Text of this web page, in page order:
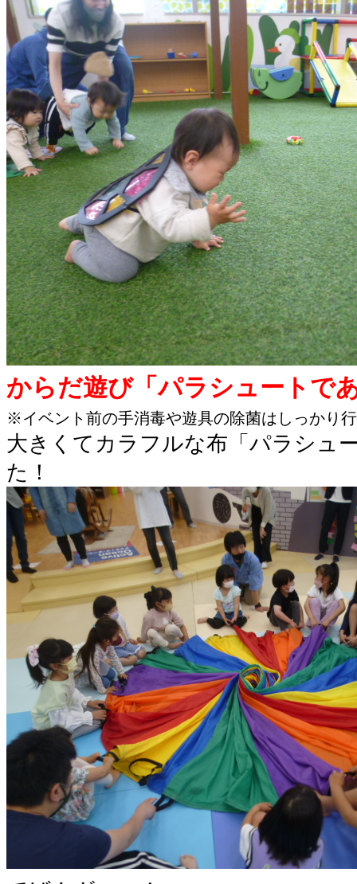
からだ遊び「パラシュートで
※イベント前の手消毒や遊具の除菌はしっかり
大きくてカラフルな布「パラシュ
た！